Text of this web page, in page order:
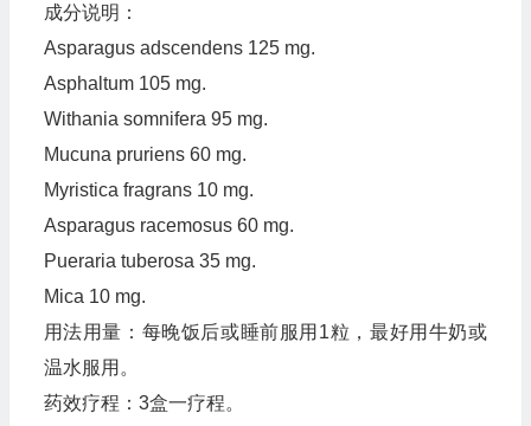
成分说明：
Asparagus adscendens 125 mg.
Asphaltum 105 mg.
Withania somnifera 95 mg.
Mucuna pruriens 60 mg.
Myristica fragrans 10 mg.
Asparagus racemosus 60 mg.
Pueraria tuberosa 35 mg.
Mica 10 mg.
用法用量：每晚饭后或睡前服用1粒，最好用牛奶或
温水服用。
药效疗程：3盒一疗程。